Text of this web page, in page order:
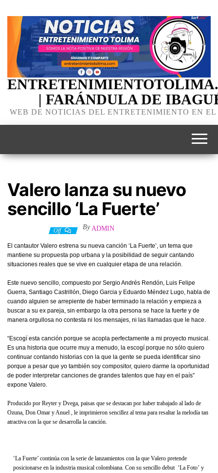
| FARÁNDULA DE
WEB DE NOTICIAS DEL ENTRETENIMIENTO EN
Valero lanza su nuevo
sencillo ‘La Fuerte’
Off By ADMIN
El cantautor Valero estrena su nueva canción ‘La Fuerte’, un tema que
mantiene su propuesta pop urbana y la posibilidad de seguir cantando
situaciones reales que se vive en cualquier etapa de una relación.
Este nuevo sencillo, compuesto por Sergio Andrés Rendón, Luis Felipe
Guerra, Santiago Castrillón, Diego Garcia y Eduardo Méndez Lugo, habla de
cuando alguien se arrepiente de haber terminado la relación y empieza a
buscar a su ex pareja, sin embargo la otra persona se hace la fuerte y de
manera orgullosa no contesta ni los mensajes, ni las llamadas que le hace.
“Escogí esta canción porque se acopla perfectamente a mi proyecto musical.
Es una historia que ocurre muy a menudo, la escogí porque no sólo quiero
continuar contando historias con la que la gente se pueda identificar sino
porque a pesar que yo también soy compositor, quiero darme la oportunidad
de poder interpretar canciones de grandes talentos que hay en el país”
expone Valero.
Producido por Reyter y Dvega, paisas que se destacan por haber trabajado al lado de
Ozuna, Don Omar y Anuel , le imprimieron sencillez al tema para resaltar la melodía tan
atractiva con la que se desarrolla la canción.
‘La Fuerte’ continúa con la serie de lanzamientos con la que Valero pretende
posicionarse en la industria musical colombiana. Con su sencillo debut ‘La Foto’ y